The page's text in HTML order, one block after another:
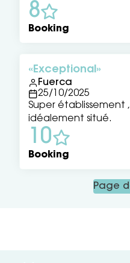
8
Booking
Exceptional
Fuerca
25/10/2025
Super
idéalement situé.
10
Booking
Page